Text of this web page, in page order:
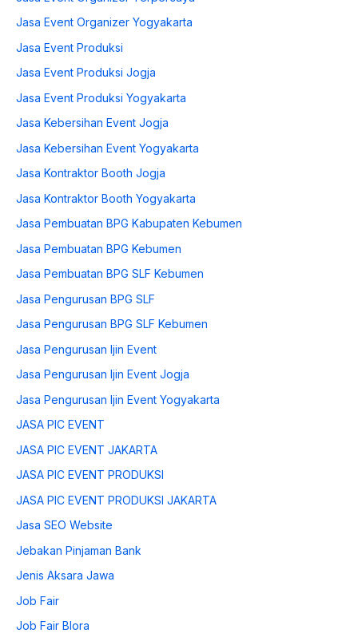
Jasa Event Organizer Yogyakarta
Jasa Event Produksi
Jasa Event Produksi Jogja
Jasa Event Produksi Yogyakarta
Jasa Kebersihan Event Jogja
Jasa Kebersihan Event Yogyakarta
Jasa Kontraktor Booth Jogja
Jasa Kontraktor Booth Yogyakarta
Jasa Pembuatan BPG Kabupaten Kebumen
Jasa Pembuatan BPG Kebumen
Jasa Pembuatan BPG SLF Kebumen
Jasa Pengurusan BPG SLF
Jasa Pengurusan BPG SLF Kebumen
Jasa Pengurusan Ijin Event
Jasa Pengurusan Ijin Event Jogja
Jasa Pengurusan Ijin Event Yogyakarta
JASA PIC EVENT
JASA PIC EVENT JAKARTA
JASA PIC EVENT PRODUKSI
JASA PIC EVENT PRODUKSI JAKARTA
Jasa SEO Website
Jebakan Pinjaman Bank
Jenis Aksara Jawa
Job Fair
Job Fair Blora